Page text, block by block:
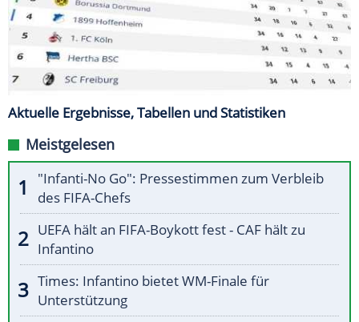
Aktuelle Ergebnisse, Tabellen und Statistiken
Meistgelesen
"Infanti-No Go": Pressestimmen zum Verbleib
des FIFA-Chefs
UEFA hält an FIFA-Boykott fest - CAF hält zu
Infantino
Times: Infantino bietet WM-Finale für
Unterstützung